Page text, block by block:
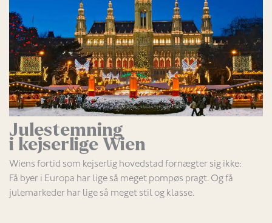
Julestemning
i kejserlige Wien
Wiens fortid som kejserlig hovedstad fornægter sig ikke:
Få byer i Europa har lige så meget pompøs pragt. Og få
julemarkeder har lige så meget stil og klasse.